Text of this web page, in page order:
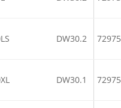
DW30.2
DW30.1